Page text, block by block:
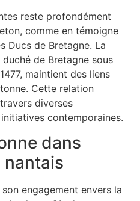
reste profondément
comme en témoigne
Ducs de Bretagne. La
de Bretagne sous
maintient des liens
Cette relation
diverses
contemporaines.
dans
nantais
engagement envers la